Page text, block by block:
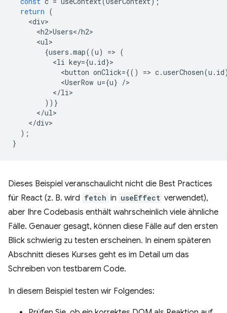
return (
<div
<h2>Users</h2
<ul
{users .map((u) => (
<li key={u . id}
<button onClick={() => c.userChosen(u . id
<UserRow u={u} /
</li
))}
</ul
</div
);
}
Dieses Beispiel veranschaulicht nicht die Best Practices
für React (z. B. wird fetch in useEffect verwendet),
aber Ihre Codebasis enthält wahrscheinlich viele ähnliche
Fälle. Genauer gesagt, können diese Fälle auf den ersten
Blick schwierig zu testen erscheinen. In einem späteren
Abschnitt dieses Kurses geht es im Detail um das
Schreiben von testbarem Code.
In diesem Beispiel testen wir Folgendes: